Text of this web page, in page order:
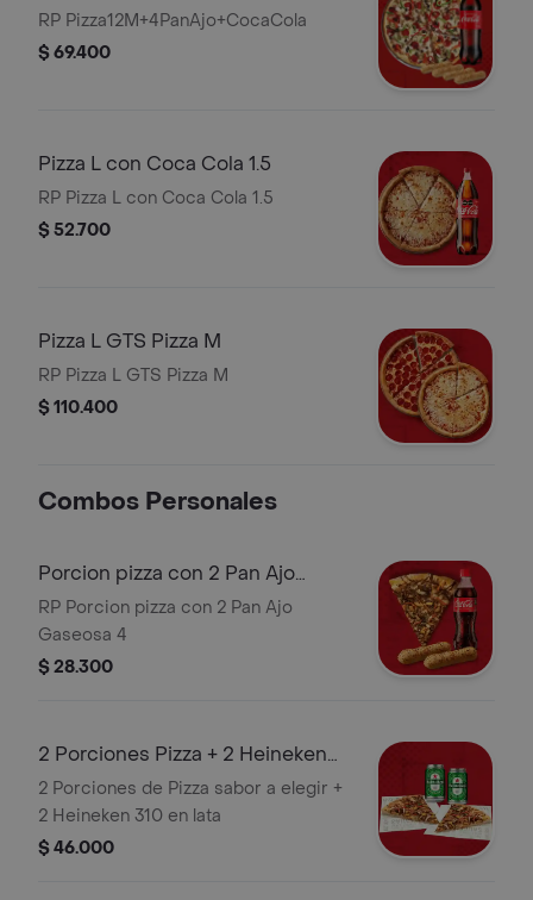
1 5
RP Pizza12M+4PanAjo+CocaCola
$ 69.400
Pizza L con Coca Cola 1.5
RP Pizza L con Coca Cola 1.5
$ 52.700
Pizza L GTS Pizza M
RP Pizza L GTS Pizza M
$ 110.400
Combos Personales
Porcion pizza con 2 Pan Ajo
Gaseosa 400
RP Porcion pizza con 2 Pan Ajo
Gaseosa 4
$ 28.300
2 Porciones Pizza + 2 Heineken
310
2 Porciones de Pizza sabor a elegir +
2 Heineken 310 en lata
$ 46.000